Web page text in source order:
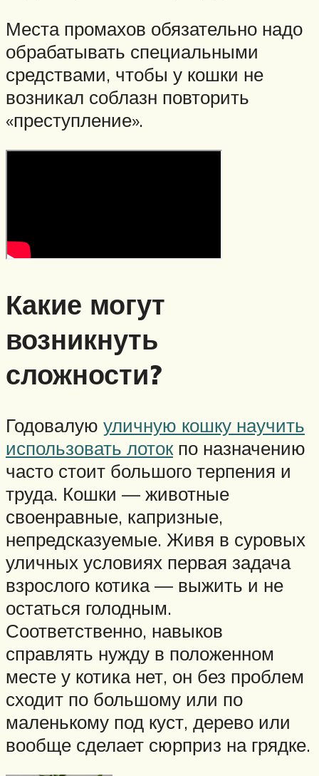
Места промахов обязательно надо
обрабатывать специальными
средствами, чтобы у кошки не
возникал соблазн повторить
«преступление».
Какие могут
возникнуть
сложности?
Годовалую уличную кошку научить
использовать лотокпо назначению
часто стоит большого терпения и
труда. Кошки — животные
своенравные, капризные,
непредсказуемые. Живя в суровых
уличных условиях первая задача
взрослого котика — выжить и не
остаться голодным.
Соответственно, навыков
справлять нужду в положенном
месте у котика нет, он без проблем
сходит по большому или по
маленькому под куст, дерево или
вообще сделает сюрприз на грядке.